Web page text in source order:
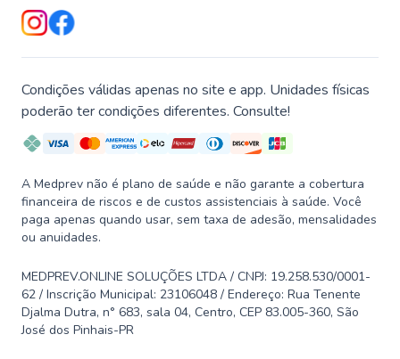
Condições válidas apenas no site e app. Unidades físicas
poderão ter condições diferentes. Consulte!
A Medprev não é plano de saúde e não garante a cobertura
financeira de riscos e de custos assistenciais à saúde. Você
paga apenas quando usar, sem taxa de adesão, mensalidades
ou anuidades.
MEDPREV.ONLINE SOLUÇÕES LTDA / CNPJ: 19.258.530/0001-
62 / Inscrição Municipal: 23106048 / Endereço: Rua Tenente
Djalma Dutra, n° 683, sala 04, Centro, CEP 83.005-360, São
José dos Pinhais-PR